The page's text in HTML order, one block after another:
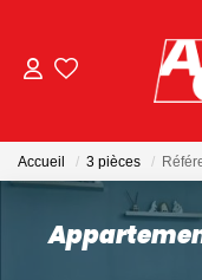
Accueil 3 pièces